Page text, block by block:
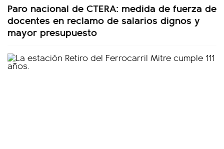
Paro nacional de CTERA: medida de fuerza de
docentes en reclamo de salarios dignos y
mayor presupuesto